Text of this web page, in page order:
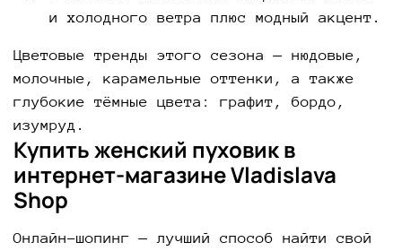
и холодного ветра плюс модный акцент.
Цветовые тренды этого сезона — нюдовые,
молочные, карамельные оттенки, а также
глубокие тёмные цвета: графит, бордо,
изумруд.
Купить женский пуховик в
интернет-магазине Vladislava
Shop
Онлайн-шопинг — лучший способ найти свой